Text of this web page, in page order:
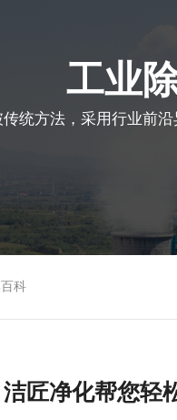
工业
统方法，采用行业前
科
匠净化帮您轻